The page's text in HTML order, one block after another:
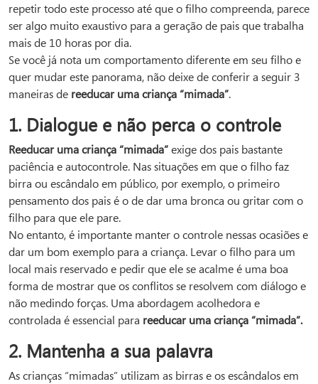
repetir todo este processo até que o filho compreenda, parece
ser algo muito exaustivo para a geração de pais que trabalha
mais de 10 horas por dia.
Se você já nota um comportamento diferente em seu filho e
quer mudar este panorama, não deixe de conferir a seguir 3
maneiras de reeducar uma criança “mimada”.
1. Dialogue e não perca o controle
Reeducar uma criança “mimada”exige dos pais bastante
paciência e autocontrole. Nas situações em que o filho faz
birra ou escândalo em público, por exemplo, o primeiro
pensamento dos pais é o de dar uma bronca ou gritar com o
filho para que ele pare.
No entanto, é importante manter o controle nessas ocasiões e
dar um bom exemplo para a criança. Levar o filho para um
local mais reservado e pedir que ele se acalme é uma boa
forma de mostrar que os conflitos se resolvem com diálogo e
não medindo forças. Uma abordagem acolhedora e
controlada é essencial para reeducar uma criança “mimada”.
2. Mantenha a sua palavra
As crianças “mimadas” utilizam as birras e os escândalos em